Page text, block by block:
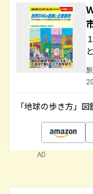
「地球の歩き方」
AD